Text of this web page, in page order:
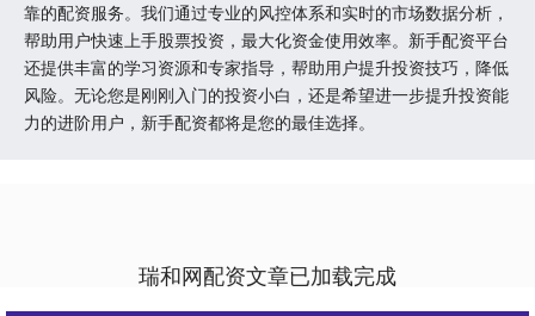
靠的配资服务。我们通过专业的风控体系和实时的市场数据分析，
帮助用户快速上手股票投资，最大化资金使用效率。新手配资平台
还提供丰富的学习资源和专家指导，帮助用户提升投资技巧，降低
风险。无论您是刚刚入门的投资小白，还是希望进一步提升投资能
力的进阶用户，新手配资都将是您的最佳选择。
瑞和网配资文章已加载完成